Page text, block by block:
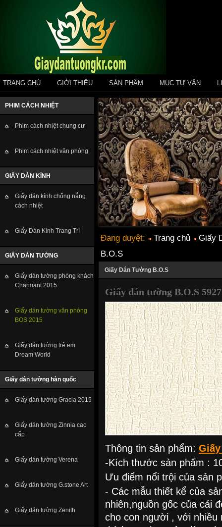
TRANG CHỦ GIỚI THIỆU SẢN PHẨM MỤC TƯ VẤN
PHIM CÁCH NHIỆT
Phim cách nhiệt chung cư
Phim cách nhiệt văn phòng
GIẤY DÁN KÍNH
Giấy dán kính chống nắng
cách nhiệt
Giấy Dán Kính Trang Trí
GIẤY DÁN TƯỜNG
Giấy dán tường phòng khách
Charmant 2015
Giấy dán tường văn phòng
BOS 2015
Giấy dán tường trẻ em
Dream World
Giấy dán tường hàn quốc
Giấy dán tường Gracia 2015
Giấy dán tường Zinnia cao
cấp
Giấy dán tường Verena
Giấy dán tường G.stone Art
Giấy dán tường Zenith
Đang duyệt: Trang chủ
Giấy
B.O.S
Giấy Dán Tường B.O.S
Giấy dán tường B.O.S
Thông tin sản phẩm:
-Kích thước sản phẩm :
Ưu điểm nổi trội của sản
- Các mẫu thiết kể của
nhiên,nguồn gốc của cái
cho con người , với